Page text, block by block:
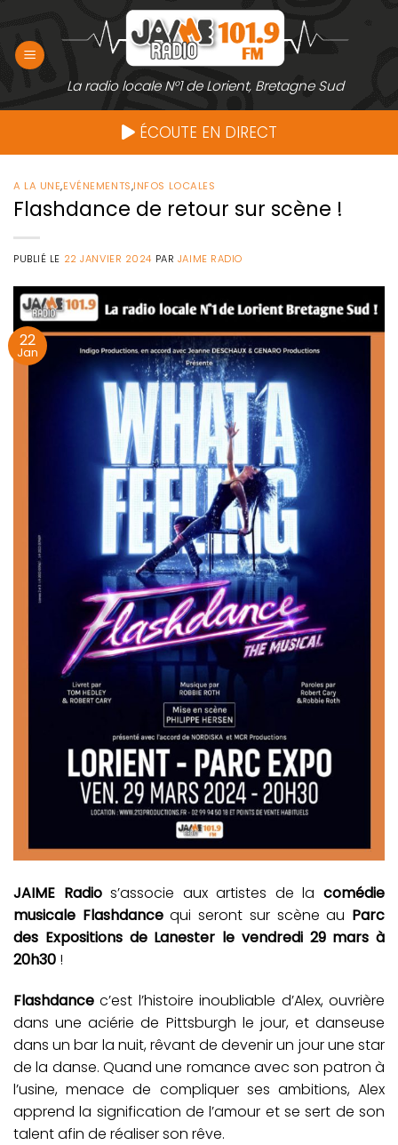
contenu
La radio locale N°1 de Lorient, Bretagne Sud
ÉCOUTE EN DIRECT
A LA UNE,EVÉNEMENTS,INFOS LOCALES
Flashdance de retour sur scène !
PUBLIÉ LE 22 JANVIER 2024 PAR JAIME RADIO
22
Jan
JAIME Radios’associe aux artistes de lacomédie
musicale Flashdancequi seront sur scène au Parc
des Expositions de Lanester le vendredi 29 mars à
20h30 !
Flashdance c’est l’histoire inoubliable d’Alex, ouvrière
dans une aciérie de Pittsburgh le jour, et danseuse
dans un bar la nuit, rêvant de devenir un jour une star
de la danse. Quand une romance avec son patron à
l’usine, menace de compliquer ses ambitions, Alex
apprend la signification de l’amour et se sert de son
talent afin de réaliser son rêve.